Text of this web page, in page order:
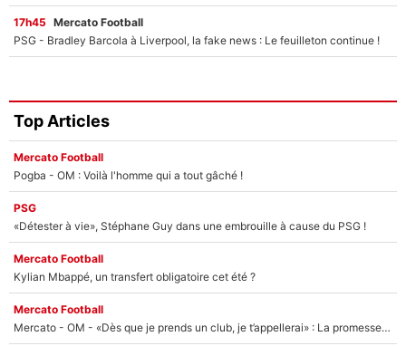
17h45 Mercato Football
PSG - Bradley Barcola à Liverpool, la fake news : Le feuilleton continue !
Top Articles
Mercato Football
Pogba - OM : Voilà l'homme qui a tout gâché !
PSG
«Détester à vie», Stéphane Guy dans une embrouille à cause du PSG !
Mercato Football
Kylian Mbappé, un transfert obligatoire cet été ?
Mercato Football
Mercato - OM - «Dès que je prends un club, je t’appellerai» : La promesse de Marcelino au moment de claquer la porte